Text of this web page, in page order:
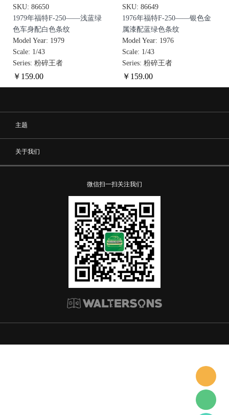
SKU: 86650
1979年福特F-250——浅蓝绿
色车身配白色条纹
Model Year: 1979
Scale: 1/43
Series: 粉碎王者
￥ 159.00
SKU: 86649
1976年福特F-250——银色金
属漆配蓝绿色条纹
Model Year: 1976
Scale: 1/43
Series: 粉碎王者
￥ 159.00
主题
关于我们
微信扫一扫关注我们